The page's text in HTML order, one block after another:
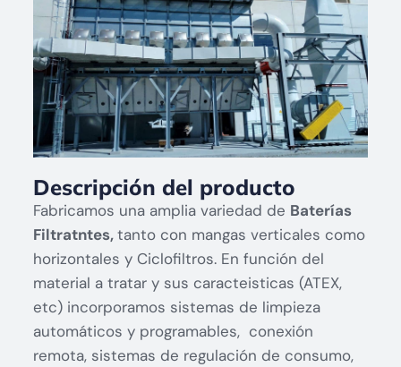
Descripción del producto
Fabricamos una amplia variedad de Baterías
Filtratntes,tanto con mangas verticales como
horizontales y Ciclofiltros. En función del
material a tratar y sus caracteisticas (ATEX,
etc) incorporamos sistemas de limpieza
automáticos y programables, conexión
remota, sistemas de regulación de consumo,